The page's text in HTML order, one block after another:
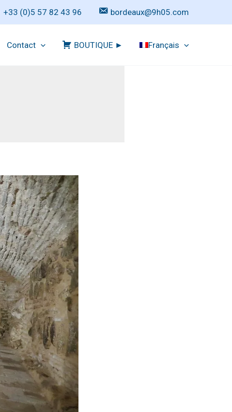
+33 (0)5 57 82 43 96 bordeaux@9h05.com
Contact BOUTIQUE ► Français